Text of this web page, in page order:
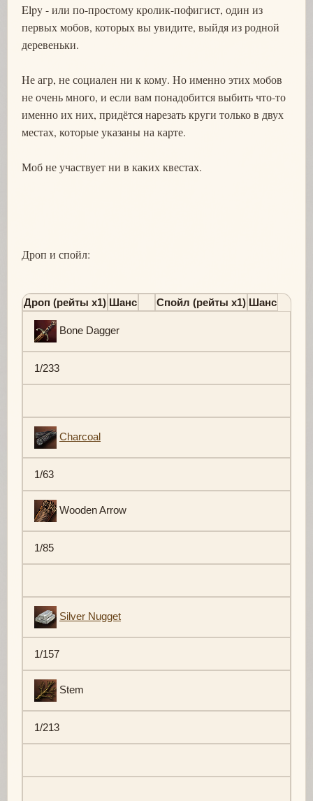
Elpy - или по-простому кролик-пофигист, один из
первых мобов, которых вы увидите, выйдя из родной
деревеньки.
Не агр, не социален ни к кому. Но именно этих мобов
не очень много, и если вам понадобится выбить что-то
именно их них, придётся нарезать круги только в двух
местах, которые указаны на карте.
Моб не участвует ни в каких квестах.
Дроп и спойл:
Дроп (рейты х1) Шанс Спойл (рейты х1) Шанс
Bone Dagger
1/233
Charcoal
1/63
Wooden Arrow
1/85
Silver Nugget
1/157
Stem
1/213